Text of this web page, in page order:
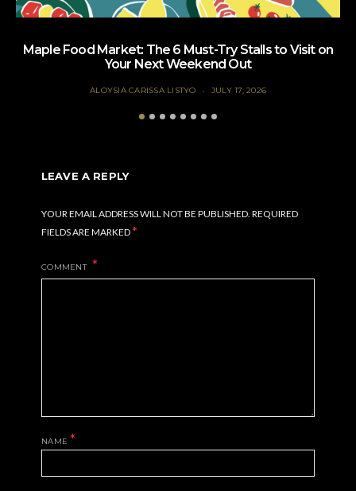
Maple Food Market: The 6 Must-Try Stalls to Visit on
Your Next Weekend Out
ALOYSIA CARISSA LISTYO JULY 17, 2026
LEAVE A REPLY
YOUR EMAIL ADDRESS WILL NOT BE PUBLISHED. REQUIRED
FIELDS ARE MARKED*
COMMENT
NAME *